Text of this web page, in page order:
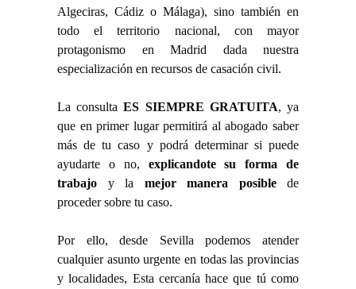
Algeciras, Cádiz o Málaga), sino también en
todo el territorio nacional, con mayor
protagonismo en Madrid dada nuestra
especialización en recursos de casación civil.
La consultaES SIEMPRE GRATUITA, ya
que en primer lugar permitirá al abogado saber
más de tu caso y podrá determinar si puede
ayudarte o no, explicandote su forma de
trabajo y la mejor manera posiblede
proceder sobre tu caso.
Por ello, desde Sevilla podemos atender
cualquier asunto urgente en todas las provincias
y localidades, Esta cercanía hace que tú como